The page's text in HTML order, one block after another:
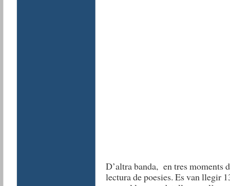
D’altra banda, en tres moments
lectura de poesies. Es van llegir